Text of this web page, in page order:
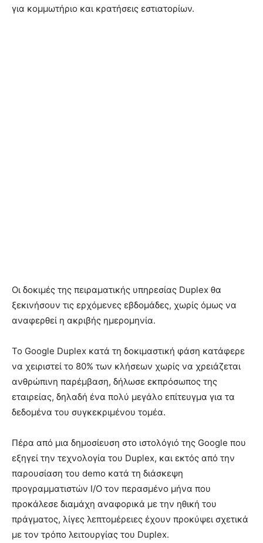
για κομμωτήριο και κρατήσεις εστιατορίων.
Οι δοκιμές της πειραματικής υπηρεσίας Duplex θα
ξεκινήσουν τις ερχόμενες εβδομάδες, χωρίς όμως να
αναφερθεί η ακριβής ημερομηνία.
Το Google Duplex κατά τη δοκιμαστική φάση κατάφερε
να χειριστεί το 80% των κλήσεων χωρίς να χρειάζεται
ανθρώπινη παρέμβαση, δήλωσε εκπρόσωπος της
εταιρείας, δηλαδή ένα πολύ μεγάλο επίτευγμα για τα
δεδομένα του συγκεκριμένου τομέα.
Πέρα από μια δημοσίευση στο ιστολόγιό της Google που
εξηγεί την τεχνολογία του Duplex, και εκτός από την
παρουσίαση του demo κατά τη διάσκεψη
προγραμματιστών I/O τον περασμένο μήνα που
προκάλεσε διαμάχη αναφορικά με την ηθική του
πράγματος, λίγες λεπτομέρειες έχουν προκύψει σχετικά
με τον τρόπο λειτουργίας του Duplex.